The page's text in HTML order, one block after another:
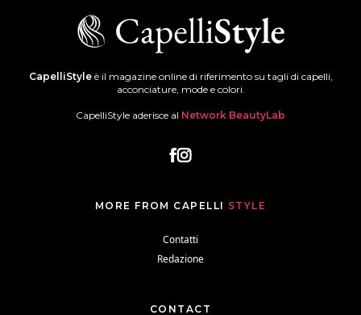
CapelliStyleè il magazine online di riferimento su tagli di capelli,
acconciature, mode e colori.
CapelliStyle aderisce al Network BeautyLab
MORE FROM CAPELLI STYLE
Contatti
Redazione
CONTACT